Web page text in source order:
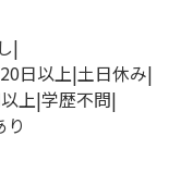
日以上 土日休み
上 学歴不問
り